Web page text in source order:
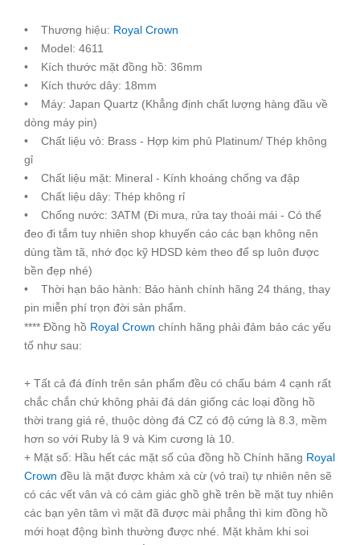
• Thương hiệu: Royal Crown
• Model: 4611
• Kích thước mặt đồng hồ: 36mm
• Kích thước dây: 18mm
• Máy: Japan Quartz (Khẳng định chất lượng hàng đầu về
dòng máy pin)
• Chất liệu vỏ: Brass - Hợp kim phủ Platinum/ Thép không
gỉ
• Chất liệu mặt: Mineral - Kính khoáng chống va đập
• Chất liệu dây: Thép không rỉ
• Chống nước: 3ATM (Đi mưa, rửa tay thoải mái - Có thể
đeo đi tắm tuy nhiên shop khuyến cáo các bạn không nên
dùng tầm tã, nhớ đọc kỹ HDSD kèm theo để sp luôn được
bền đẹp nhé)
• Thời hạn bảo hành: Bảo hành chính hãng 24 tháng, thay
pin miễn phí trọn đời sản phẩm.
**** Đồng hồ Royal Crown chính hãng phải đảm bảo các yếu
tố như sau:
+ Tất cả đá đính trên sản phẩm đều có chấu bám 4 cạnh rất
chắc chắn chứ không phải đá dán giống các loại đồng hồ
thời trang giá rẻ, thuộc dòng đá CZ có độ cứng là 8.3, mềm
hơn so với Ruby là 9 và Kim cương là 10.
+ Mặt số: Hầu hết các mặt số của đồng hồ Chính hãng Royal
Crown đều là mặt được khảm xà cừ (vỏ trai) tự nhiên nên sẽ
có các vết vân và có cảm giác ghồ ghề trên bề mặt tuy nhiên
các bạn yên tâm vì mặt đã được mài phẳng thì kim đồng hồ
mới hoạt động bình thường được nhé. Mặt khảm khi soi